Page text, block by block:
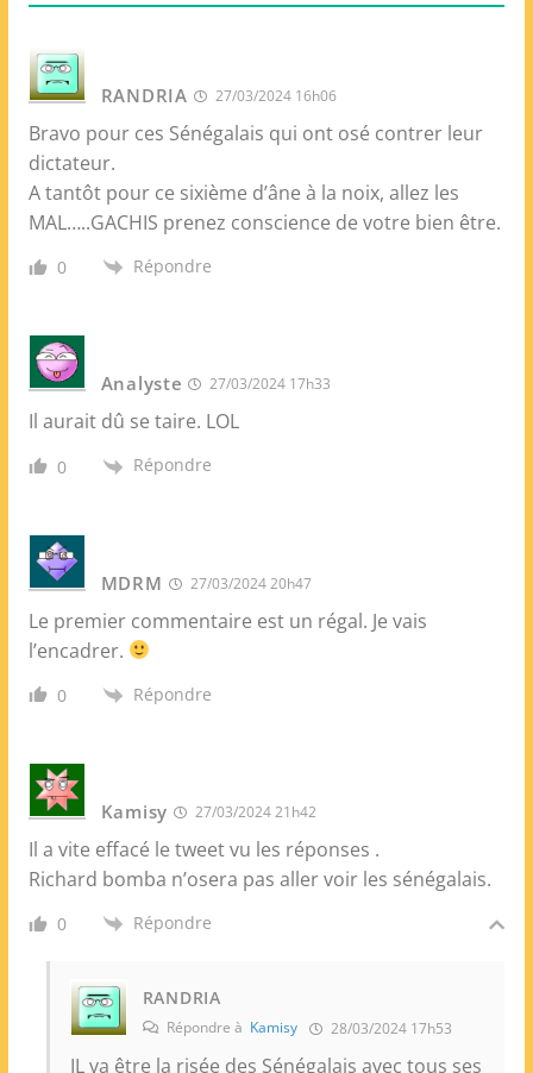
RANDRIA 27/03/2024 16h06
Bravo pour ces Sénégalais qui ont osé contrer leur
dictateur.
A tantôt pour ce sixième d’âne à la noix, allez les
MAL…..GACHIS prenez conscience de votre bien être.
0 Répondre
Analyste 27/03/2024 17h33
Il aurait dû se taire. LOL
0 Répondre
MDRM 27/03/2024 20h47
Le premier commentaire est un régal. Je vais
l’encadrer.
0 Répondre
Kamisy 27/03/2024 21h42
Il a vite effacé le tweet vu les réponses .
Richard bomba n’osera pas aller voir les sénégalais.
0 Répondre
RANDRIA
Répondre à Kamisy 28/03/2024 17h53
IL va être la risée des Sénégalais avec tous ses